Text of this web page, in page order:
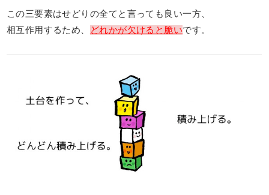
この三要素はせどりの全てと言っても良い一方、
相互作用するため、
どれかが欠けると脆いです。